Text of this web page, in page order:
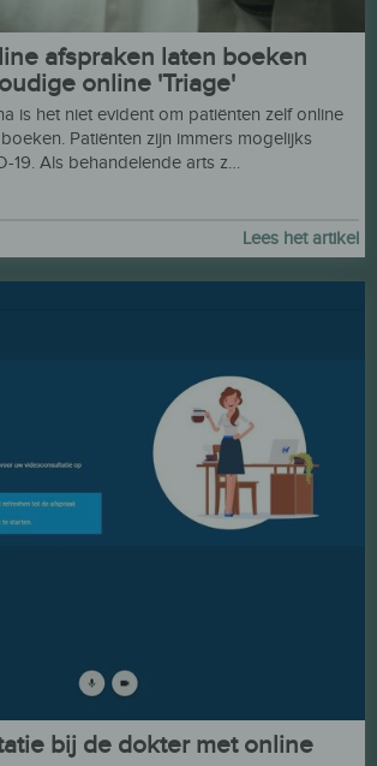
afspraken laten boeken
online 'Triage'
is het niet evident om patiënten zelf online
Patiënten zijn immers mogelijks
19. Als behandelende arts z…
Lees het artikel
bij de dokter met online